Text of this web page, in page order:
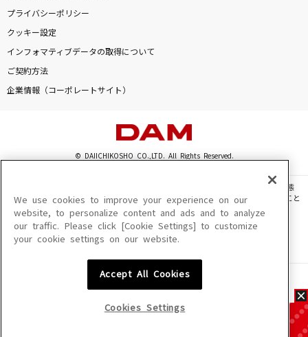
プライバシーポリシー
クッキー設定
インフォマティブデータの取得について
ご契約方法
企業情報（コーポレートサイト）
© DAIICHIKOSHO CO.,LTD. All Rights Reserved.
このサイトに掲載されている一切の文章・画像・写真・動画・音声等を、手段や形態
を問わず、著作権法の定める範囲を超えて無断で複製、転載、ファイル化などすること
を禁じます。
楽曲及びコンテンツは、機種によりご利用いただけない場合があります。
楽曲及びコンテンツの配信日、配信内容が変更になる場合があります。
We use cookies to improve your experience on our
website, to personalize content and ads and to analyze
our traffic. Please click [Cookie Settings] to customize
your cookie settings on our website.
Accept All Cookies
Cookies Settings